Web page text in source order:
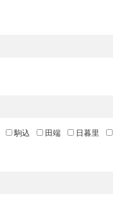
駒込 田端 日暮里